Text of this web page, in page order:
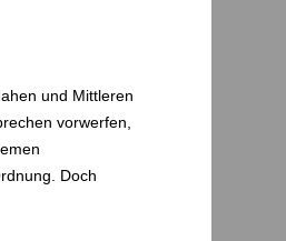
und Mittleren
vorwerfen,
Doch